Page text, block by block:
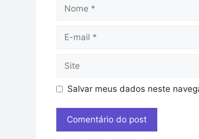
Salvar meus dados neste